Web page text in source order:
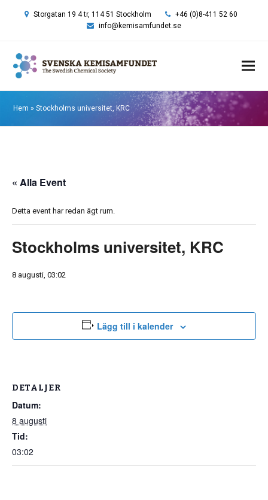
Storgatan 19 4 tr, 114 51 Stockholm
+46 (0)8-411 52 60
info@kemisamfundet.se
Hem »Stockholms universitet, KRC
« Alla Event
Detta event har redan ägt rum.
Stockholms universitet, KRC
8 augusti, 03:02
Lägg till i kalender
DETALJER
Datum:
8 augusti
Tid:
03:02